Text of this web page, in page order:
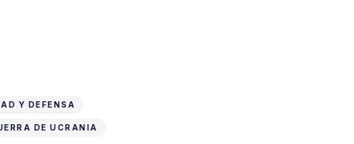
Y DEFENSA
DE UCRANIA